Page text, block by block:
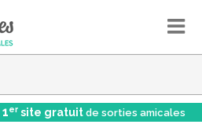
1er site gratuit de sorties amicales